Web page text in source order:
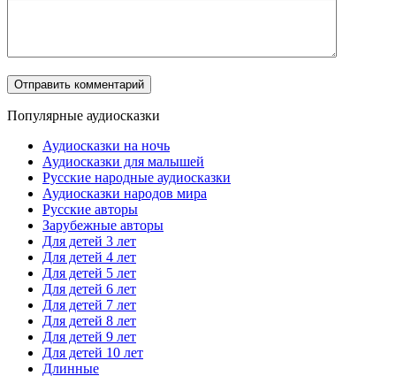
Популярные аудиосказки
Аудиосказки на ночь
Аудиосказки для малышей
Русские народные аудиосказки
Аудиосказки народов мира
Русские авторы
Зарубежные авторы
Для детей 3 лет
Для детей 4 лет
Для детей 5 лет
Для детей 6 лет
Для детей 7 лет
Для детей 8 лет
Для детей 9 лет
Для детей 10 лет
Длинные